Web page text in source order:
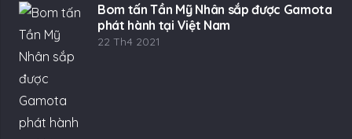
Bom tấn Tần Mỹ Nhân sắp được Gamota
phát hành tại Việt Nam
22 Th4 2021